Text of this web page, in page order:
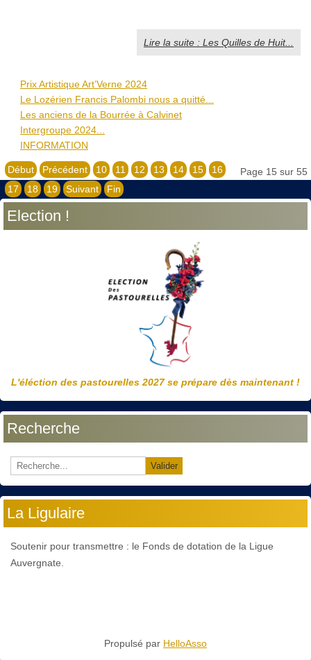
Lire la suite : Les Quilles de Huit...
Prix Artistique Art’Verne 2024
Le Lozérien Francis Palombi nous a quitté...
Les anciens de la Bourrée à Calvinet
Intergroupe 2024...
INFORMATION
Page 15 sur 55
Début Précédent 10 11 12 13 14 15
16
17
18 19 Suivant Fin
Election !
L'éléction des pastourelles 2027 se prépare dès maintenant !
Recherche
Valider
La Ligulaire
Soutenir pour transmettre : le Fonds de dotation de la Ligue
Auvergnate.
Propulsé par HelloAsso